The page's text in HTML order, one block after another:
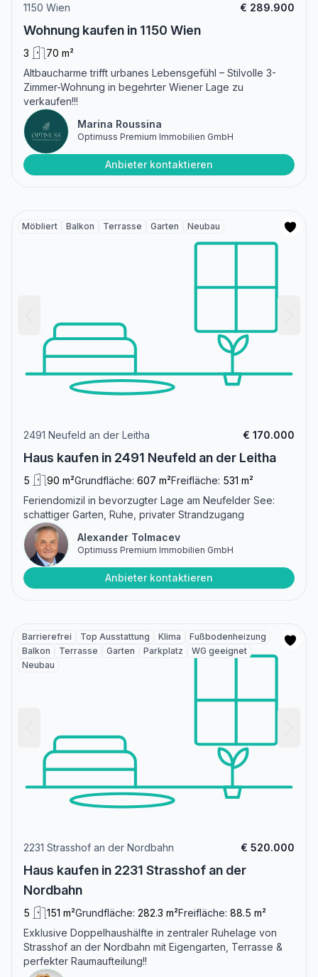
1150 Wien € 289.900
Wohnung kaufen in 1150 Wien
3
70 m²
Altbaucharme trifft urbanes Lebensgefühl – Stilvolle 3-
Zimmer-Wohnung in begehrter Wiener Lage zu
verkaufen!!!
Marina Roussina
Optimuss Premium Immobilien GmbH
Anbieter kontaktieren
Möbliert Balkon Terrasse Garten Neubau
2491 Neufeld an der Leitha € 170.000
Haus kaufen in 2491 Neufeld an der Leitha
5 90 m²Grundfläche: 607 m²Freifläche: 531 m²
Feriendomizil in bevorzugter Lage am Neufelder See:
schattiger Garten, Ruhe, privater Strandzugang
Alexander Tolmacev
Optimuss Premium Immobilien GmbH
Anbieter kontaktieren
Barrierefrei Top Ausstattung Klima
Fußbodenheizung
Balkon
Terrasse Garten Parkplatz
WG geeignet
Neubau
2231 Strasshof an der Nordbahn € 520.000
Haus kaufen in 2231 Strasshof an der
Nordbahn
5 151 m²Grundfläche: 282.3 m²Freifläche: 88.5 m²
Exklusive Doppelhaushälfte in zentraler Ruhelage von
Strasshof an der Nordbahn mit Eigengarten, Terrasse &
perfekter Raumaufteilung!!